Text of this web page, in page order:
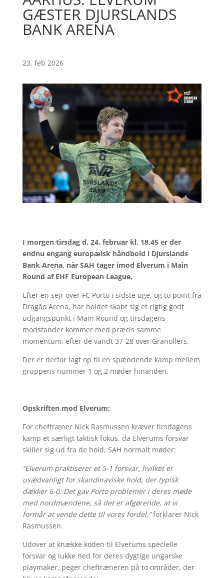
GÆSTER DJURSLANDS
BANK ARENA
23. feb 2026
I morgen tirsdag d. 24. februar kl. 18.45 er der
endnu engang europæisk håndbold i Djurslands
Bank Arena, når SAH tager imod Elverum i Main
Round af EHF European League.
Efter en sejr over FC Porto i sidste uge, og to point fra
Dragão Arena, har holdet skabt sig et rigtig godt
udgangspunkt i Main Round og tirsdagens
modstander kommer med præcis samme
momentum, efter de vandt 37-28 over Granollers.
Der er derfor lagt op til en spændende kamp mellem
gruppens nummer 1 og 2 møder hinanden.
Opskriften mod Elverum:
For cheftræner Nick Rasmussen kræver tirsdagens
kamp et særligt taktisk fokus, da Elverums forsvar
skiller sig ud fra de hold, SAH normalt møder:
”Elverum praktiserer et 5-1 forsvar, hvilket er
usædvanligt for skandinaviske hold, der typisk
dækker 6-0. Det gav Porto problemer i deres møde
med nordmændene, så det er afgørende, at vi
formår at vende dette til vores fordel,”forklarer Nick
Rasmussen.
Udover at knække koden til Elverums specielle
forsvar og lukke ned for deres dygtige ungarske
playmaker, peger cheftræneren på to områder, der